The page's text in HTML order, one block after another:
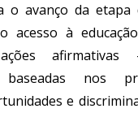
o avanço da etapa
acesso à
afirmativas
baseadas nos
e